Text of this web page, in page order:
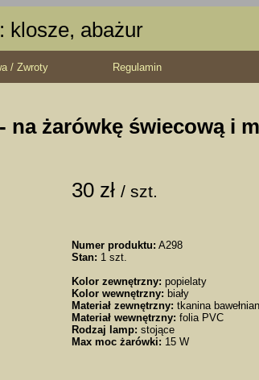
klosze, abażur
/ Zwroty Regulamin
na żarówkę świecową i
30 zł / szt.
Numer produktu: A298
Stan: 1 szt.
Kolor zewnętrzny: popielaty
Kolor wewnętrzny: biały
Materiał zewnętrzny: tkanina
Materiał wewnętrzny: folia PVC
Rodzaj lamp: stojące
Max moc żarówki: 15 W